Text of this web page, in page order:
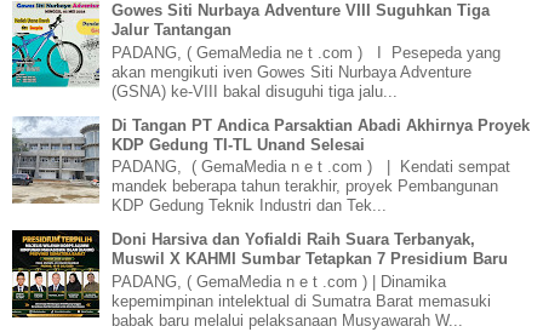
Gowes Siti Nurbaya Adventure VIII Suguhkan Tiga
Jalur Tantangan
PADANG, ( GemaMedia ne t .com ) I Pesepeda yang
akan mengikuti iven Gowes Siti Nurbaya Adventure
(GSNA) ke-VIII bakal disuguhi tiga jalu...
Di Tangan PT Andica Parsaktian Abadi Akhirnya Proyek
KDP Gedung TI-TL Unand Selesai
PADANG, ( GemaMedia n e t .com ) | Kendati sempat
mandek beberapa tahun terakhir, proyek Pembangunan
KDP Gedung Teknik Industri dan Tek...
Doni Harsiva dan Yofialdi Raih Suara Terbanyak,
Muswil X KAHMI Sumbar Tetapkan 7 Presidium Baru
PADANG, ( GemaMedia n e t .com ) | Dinamika
kepemimpinan intelektual di Sumatra Barat memasuki
babak baru melalui pelaksanaan Musyawarah W...